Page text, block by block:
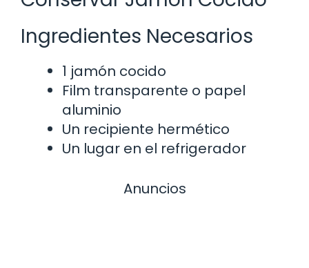
Ingredientes Necesarios
1 jamón cocido
Film transparente o papel
aluminio
Un recipiente hermético
Un lugar en el refrigerador
Anuncios